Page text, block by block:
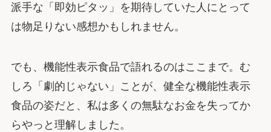
派手な「即効ピタッ」を期待していた人にとって
は物足りない感想かもしれません。
でも、機能性表示食品で語れるのはここまで。む
しろ「劇的じゃない」ことが、健全な機能性表示
食品の姿だと、私は多くの無駄なお金を失ってか
らやっと理解しました。